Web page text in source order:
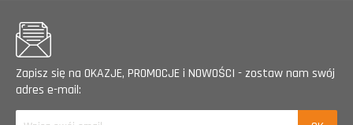
Zapisz się na OKAZJE, PROMOCJE i NOWOŚCI - zostaw nam swój
adres e-mail: